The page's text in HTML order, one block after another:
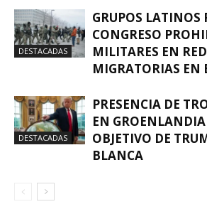
DESTACADAS
GRUPOS LATINOS
CONGRESO
MILITARES EN
MIGRATORIAS EN
DESTACADAS
PRESENCIA DE
EN
OBJETIVO DE
BLANCA